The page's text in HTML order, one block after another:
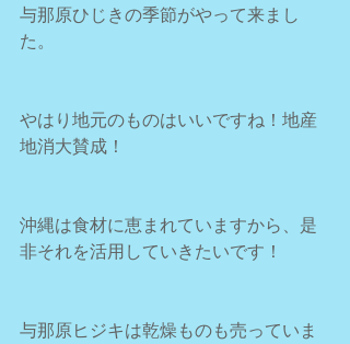
与那原ひじきの季節がやって来まし
た。
やはり地元のものはいいですね！地産
地消大賛成！
沖縄は食材に恵まれていますから、是
非それを活用していきたいです！
与那原ヒジキは乾燥ものも売っていま